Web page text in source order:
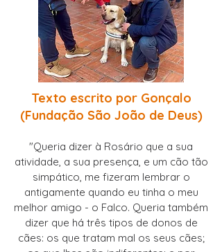
Texto escrito por Gonçalo
(Fundação São João de Deus)
"Queria dizer à Rosário que a sua
atividade, a sua presença, e um cão tão
simpático, me fizeram lembrar o
antigamente quando eu tinha o meu
melhor amigo - o Falco. Queria também
dizer que há três tipos de donos de
cães: os que tratam mal os seus cães;